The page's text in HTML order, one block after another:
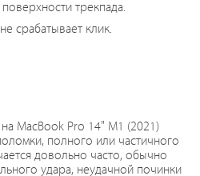
трекпада.
срабатывает клик.
MacBook Pro 14" M1 (2021)
полного или частичного
довольно часто, обычно
удара, неудачной починки